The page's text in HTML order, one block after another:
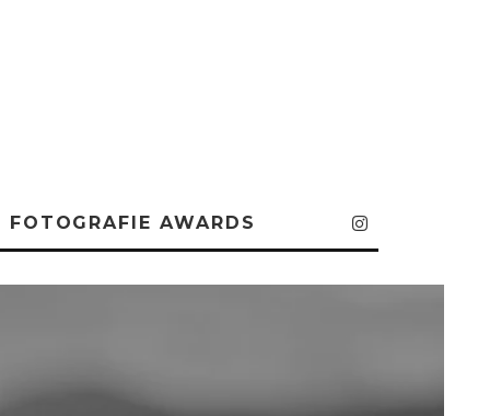
FOTOGRAFIE AWARDS